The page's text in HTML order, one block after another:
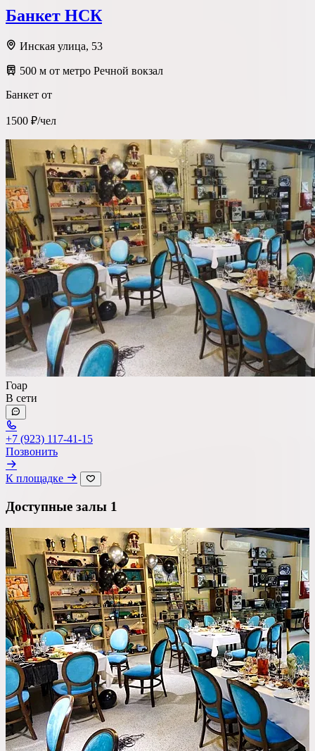
Метро Район Округ
Тип площадки
Банкетный зал
Лофт
Веранда / Шатер
Вместимость
до 150 чел
Бюджет на персону
—
Важные условия
Танцпол
Со сценой
С детской комнатой
С шоу программой
Своя парковка
Показать48площадок Сбросить все фильтры
Банкет НСК
Инская улица, 53
500 м от метро Речной вокзал
Банкет от
1500 ₽/чел
Гоар
В сети
+7 (923) 117-41-15
Позвонить
К площадке
Доступные залы 1